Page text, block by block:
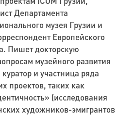
Департамента
музея Грузии и
Европейского
Пишет докторскую
музейного развития
и участница ряда
проектов, таких как
(исследования
художников-эмигрантов